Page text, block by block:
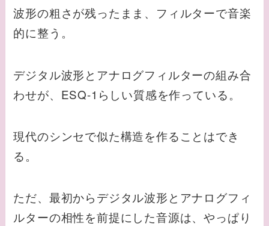
波形の粗さが残ったまま、フィルターで音楽
的に整う。
デジタル波形とアナログフィルターの組み合
わせが、ESQ-1らしい質感を作っている。
現代のシンセで似た構造を作ることはでき
る。
ただ、最初からデジタル波形とアナログフィ
ルターの相性を前提にした音源は、やっぱり